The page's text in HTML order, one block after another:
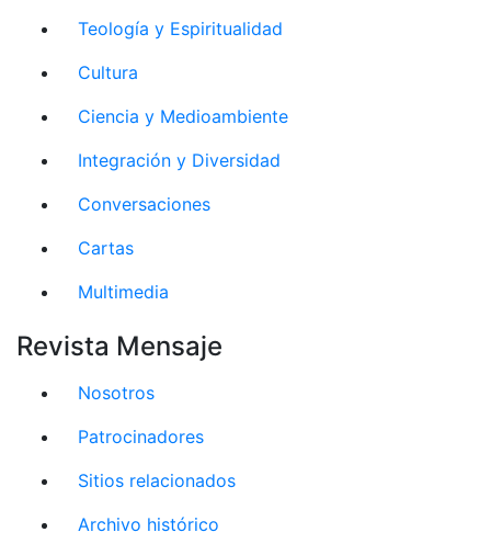
Teología y Espiritualidad
Cultura
Ciencia y Medioambiente
Integración y Diversidad
Conversaciones
Cartas
Multimedia
Revista Mensaje
Nosotros
Patrocinadores
Sitios relacionados
Archivo histórico